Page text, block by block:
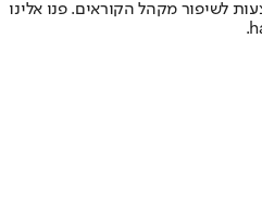
לשיפור מקהל הקוראים. פנו אלינו